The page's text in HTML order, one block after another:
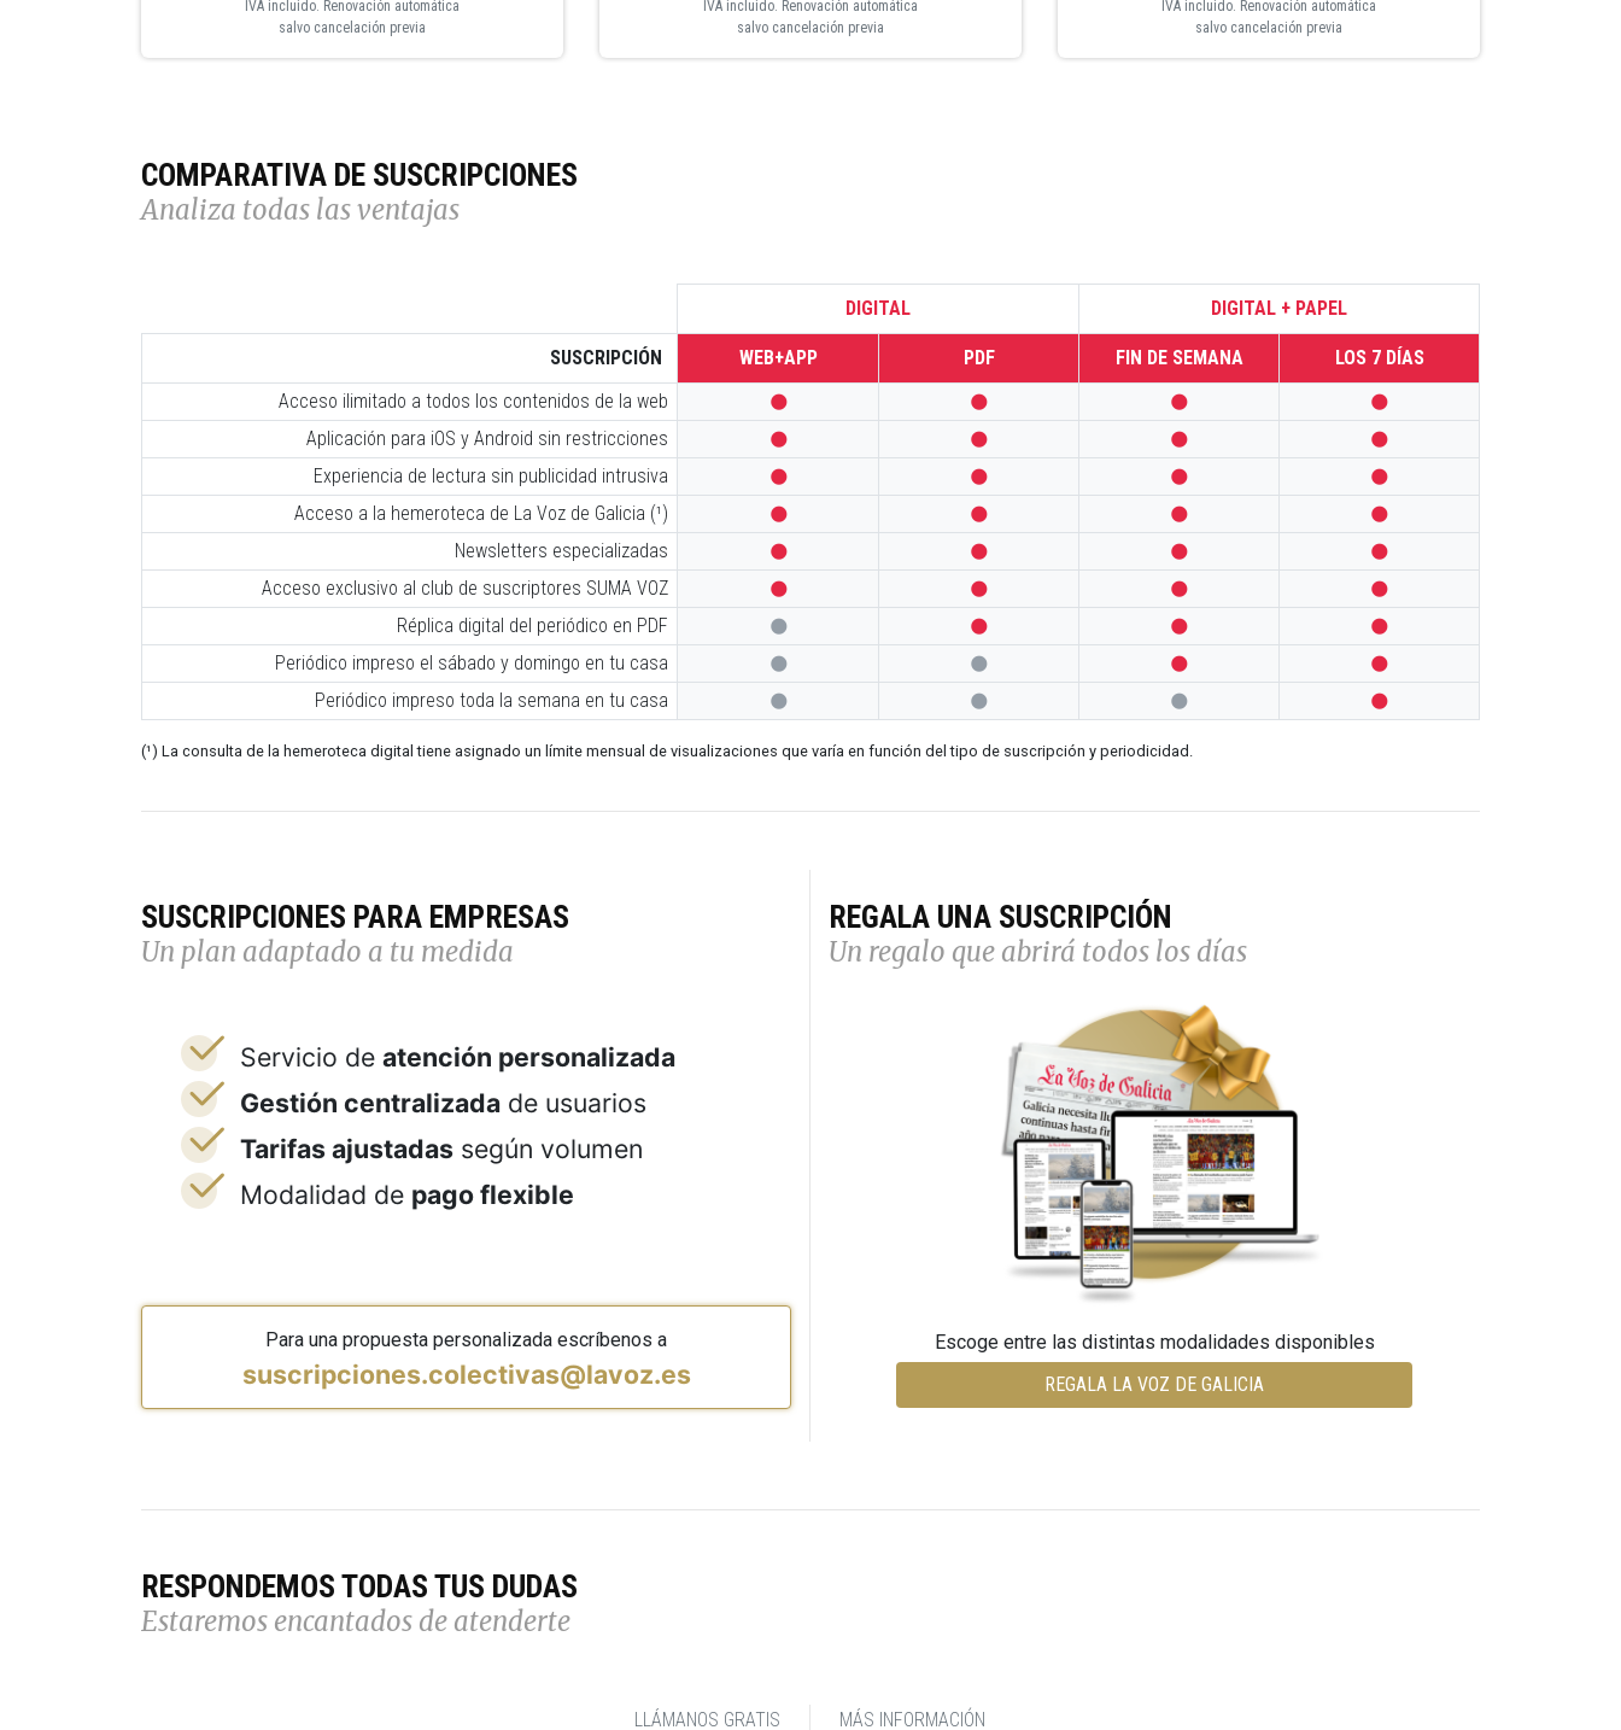
IVA incluido. Renovación automática
salvo cancelación previa
IVA incluido. Renovación automática
salvo cancelación previa
IVA incluido. Renovación automática
salvo cancelación previa
COMPARATIVA DE SUSCRIPCIONES
Analiza todas las ventajas
DIGITAL DIGITAL + PAPEL
SUSCRIPCIÓN WEB+APP PDF FIN DE SEMANA
LOS 7 DÍAS
Acceso ilimitado a todos los contenidos de la web
   
Aplicación para iOS y Android sin restricciones    
Experiencia de lectura sin publicidad intrusiva    
Acceso a la hemeroteca de La Voz de Galicia (¹)    
Newsletters especializadas    
Acceso exclusivo al club de suscriptores SUMA VOZ    
Réplica digital del periódico en PDF    
Periódico impreso el sábado y domingo en tu casa    
Periódico impreso toda la semana en tu casa    
(¹) La consulta de la hemeroteca digital tiene asignado un límite mensual de visualizaciones que varía en función del tipo de suscripción y periodicidad.
SUSCRIPCIONES PARA EMPRESAS
Un plan adaptado a tu medida
Servicio de atención personalizada
Gestión centralizada de usuarios
Tarifas ajustadas según volumen
Modalidad de pago flexible
Para una propuesta personalizada escríbenos a
suscripciones.colectivas@lavoz.es
REGALA UNA SUSCRIPCIÓN
Un regalo que abrirá todos los días
Escoge entre las distintas modalidades disponibles
REGALA LA VOZ DE GALICIA
RESPONDEMOS TODAS TUS DUDAS
Estaremos encantados de atenderte
LLÁMANOS GRATIS MÁS INFORMACIÓN